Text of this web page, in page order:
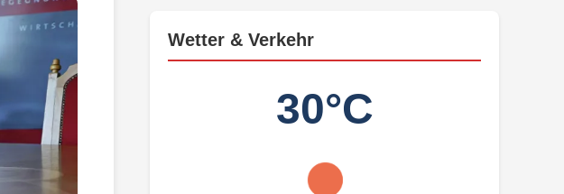
Wetter & Verkehr
30°C